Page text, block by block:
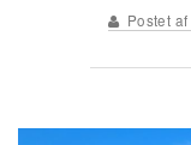
Postet af